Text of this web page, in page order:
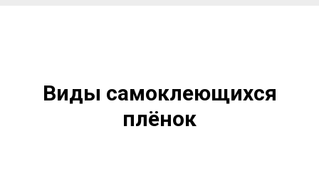
Виды самоклеющихся
плёнок